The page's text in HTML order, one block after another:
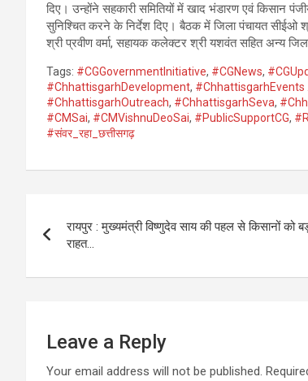
दिए। उन्होंने सहकारी समितियों में खाद भंडारण एवं किसान
सुनिश्चित करने के निर्देश दिए। बैठक में जिला पंचायत सीईओ
श्री प्रवीण वर्मा, सहायक कलेक्टर श्री यशवंत सहित अन्य
Tags: #CGGovernmentInitiative, #CGNews,
#ChhattisgarhDevelopment, #ChhattisgarhEvents
#ChhattisgarhOutreach, #ChhattisgarhSeva,
#CMSai, #CMVishnuDeoSai, #PublicSupportCG,
#संवर_रहा_छत्तीसगढ़
navigation
रायपुर : मुख्यमंत्री विष्णुदेव साय की पहल से किसानों को
राहत…
Leave a Reply
Your email address will not be published.